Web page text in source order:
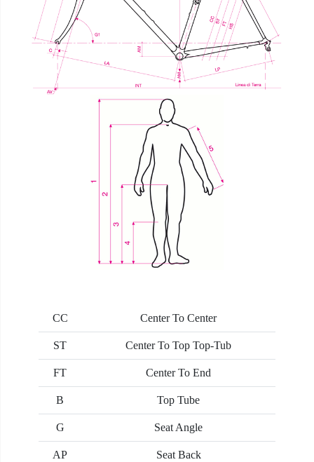
CC Center To Center
ST Center To Top Top-Tub
FT Center To End
B Top Tube
G Seat Angle
AP Seat Back